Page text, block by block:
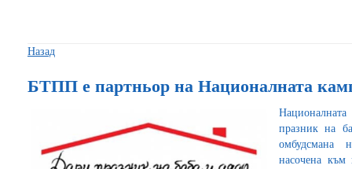
Назад
БТПП е партньор на Националната
празник на
омбудсмана
насочена към